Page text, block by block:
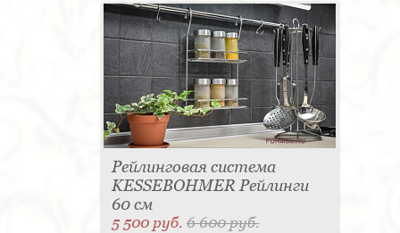
Рейлинговая система
KESSEBOHMER Рейлинги
60 см
5 500 руб.6 600 руб.